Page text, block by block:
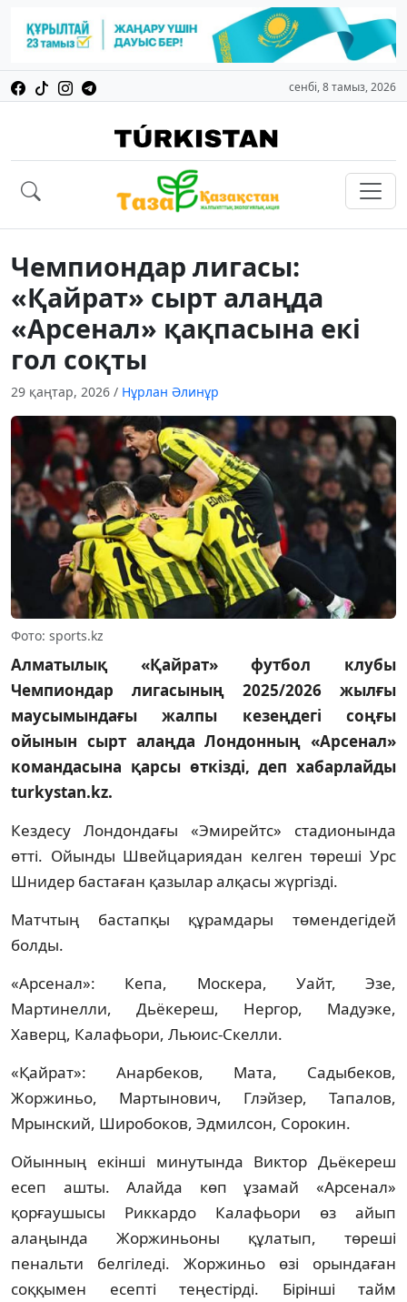
сенбі, 8 тамыз, 2026
Чемпиондар лигасы:
«Қайрат» сырт алаңда
«Арсенал» қақпасына екі
гол соқты
29 қаңтар, 2026 / Нұрлан Әлинұр
Фото: sports.kz
Алматылық «Қайрат» футбол клубы
Чемпиондар лигасының 2025/2026 жылғы
маусымындағы жалпы кезеңдегі соңғы
ойынын сырт алаңда Лондонның «Арсенал»
командасына қарсы өткізді, деп хабарлайды
turkystan.kz.
Кездесу Лондондағы «Эмирейтс» стадионында
өтті. Ойынды Швейцариядан келген төреші Урс
Шнидер бастаған қазылар алқасы жүргізді.
Матчтың бастапқы құрамдары төмендегідей
болды.
«Арсенал»: Кепа, Москера, Уайт, Эзе,
Мартинелли, Дьёкереш, Нергор, Мадуэке,
Хаверц, Калафьори, Льюис-Скелли.
«Қайрат»: Анарбеков, Мата, Садыбеков,
Жоржиньо, Мартынович, Глэйзер, Тапалов,
Мрынский, Широбоков, Эдмилсон, Сорокин.
Ойынның екінші минутында Виктор Дьёкереш
есеп ашты. Алайда көп ұзамай «Арсенал»
қорғаушысы Риккардо Калафьори өз айып
алаңында Жоржиньоны құлатып, төреші
пенальти белгіледі. Жоржиньо өзі орындаған
соққымен есепті теңестірді. Бірінші тайм